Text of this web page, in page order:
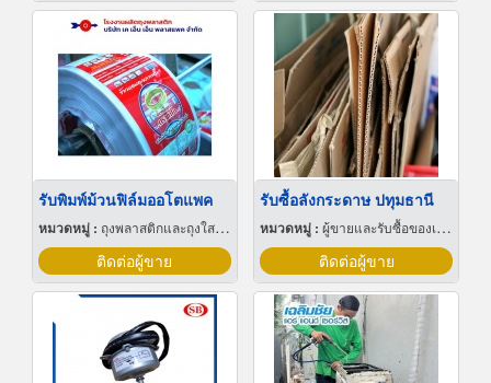
รับพิมพ์ม้วนฟิล์มออโตแพค
หมวดหมู่ : ถุงพลาสติกและถุงใสโปร่ง
ติดต่อผู้ขาย
รับซื้อลังกระดาษ ปทุมธานี
หมวดหมู่ : ผู้ขายและรับซื้อของเก่าและเศษเหล็ก
ติดต่อผู้ขาย